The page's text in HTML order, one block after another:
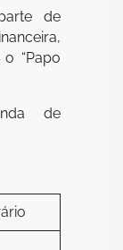
de
“Papo
de